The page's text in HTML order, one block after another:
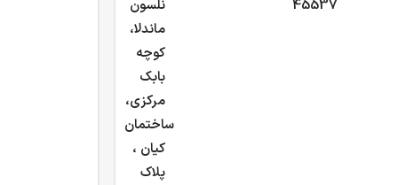
45537
نلسون
ماندلا،
کوچه
بابک
مرکزی،
ساختمان
کیان ،
پلاک